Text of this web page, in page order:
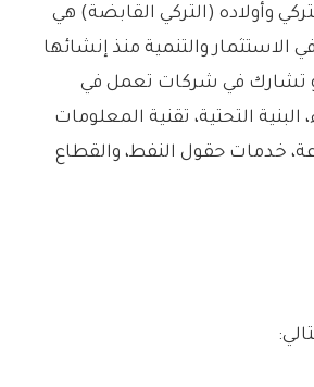
وأولاده (التركي القابضة) هي
الاستثمار والتنمية منذ إنشائها
تتملك و تشارك في شركات تعمل في
البنية التحتية، تقنية المعلومات
خدمات حقول النفط، والقطاع